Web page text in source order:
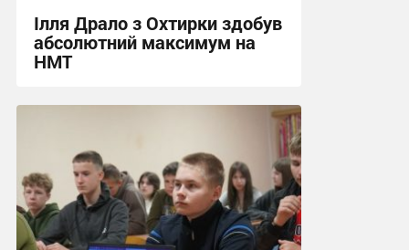
Ілля Драло з Охтирки здобув
абсолютний максимум на
НМТ